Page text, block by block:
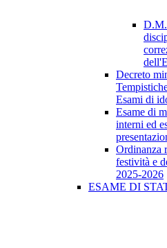
Decreto
Esami di
Esame di
interni ed
Ordinanza
festività e
2025-2026
ESAME DI